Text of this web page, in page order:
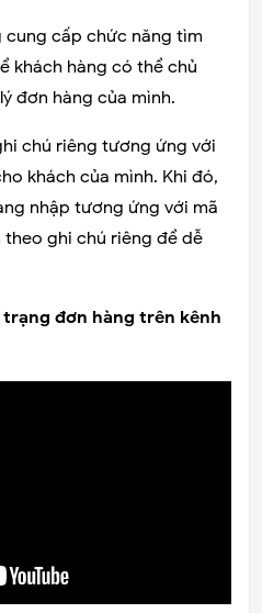
cung cấp chức năng tìm
khách hàng có thể chủ
đơn hàng của mình.
chú riêng tương ứng với
khách của mình. Khi đó,
nhập tương ứng với mã
ghi chú riêng để dễ
đơn hàng trên kênh